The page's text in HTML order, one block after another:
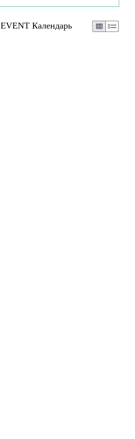
EVENT Календарь